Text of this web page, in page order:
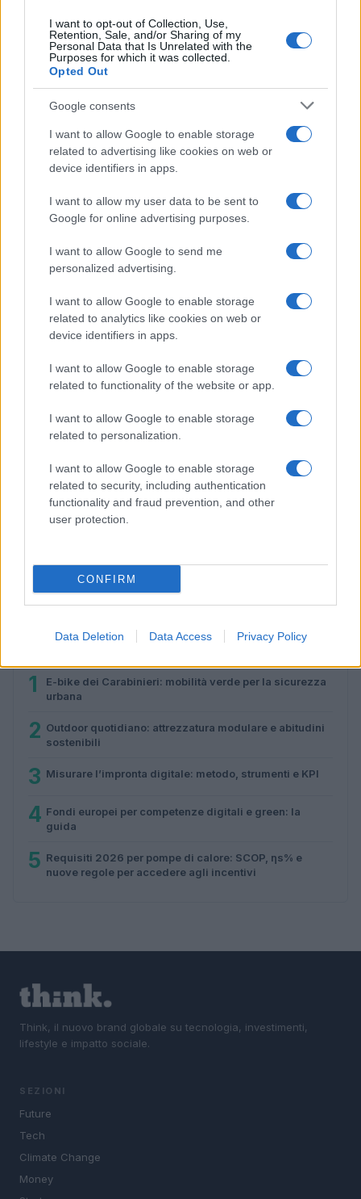
I want to opt-out of Collection, Use,
Retention, Sale, and/or Sharing of my
Personal Data that Is Unrelated with the
Purposes for which it was collected.
Opted Out
Google consents
I want to allow Google to enable storage
related to advertising like cookies on web or
device identifiers in apps.
I want to allow my user data to be sent to
Google for online advertising purposes.
I want to allow Google to send me
personalized advertising.
I want to allow Google to enable storage
related to analytics like cookies on web or
device identifiers in apps.
I want to allow Google to enable storage
related to functionality of the website or app.
I want to allow Google to enable storage
related to personalization.
I want to allow Google to enable storage
related to security, including authentication
functionality and fraud prevention, and other
user protection.
CONFIRM
Data Deletion Data Access Privacy Policy
SOSTENIBILITÀ
Vivere l’outdoor in modo responsabile: attrezzatura,
rischio e sostenibilità
SOSTENIBILITÀ
Andrea Innocenti · 8 Ago 2026
PIÙ LETTI
1
E-bike dei Carabinieri: mobilità verde per la sicurezza
urbana
2 Outdoor quotidiano: attrezzatura modulare e abitudini
sostenibili
3 Misurare l’impronta digitale: metodo, strumenti e KPI
4 Fondi europei per competenze digitali e green: la
guida
5 Requisiti 2026 per pompe di calore: SCOP, ηs% e
nuove regole per accedere agli incentivi
Think, il nuovo brand globale su tecnologia, investimenti,
lifestyle e impatto sociale.
SEZIONI
Future
Tech
Climate Change
Money